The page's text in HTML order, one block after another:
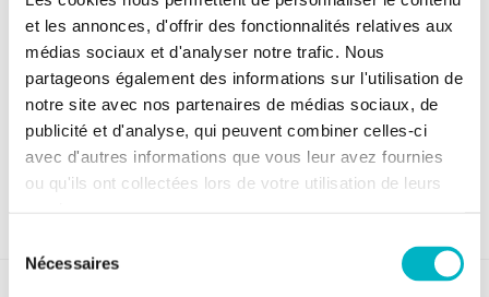
et les annonces, d'offrir des fonctionnalités relatives aux
médias sociaux et d'analyser notre trafic. Nous
partageons également des informations sur l'utilisation de
notre site avec nos partenaires de médias sociaux, de
publicité et d'analyse, qui peuvent combiner celles-ci
avec d'autres informations que vous leur avez fournies
ou qu'ils ont collectées lors de votre utilisation de leurs
Nécessaires
95 000 €
Maison à vendre
113 Rue des Alloux, 5060
Tamines
2 119m2 Tamines